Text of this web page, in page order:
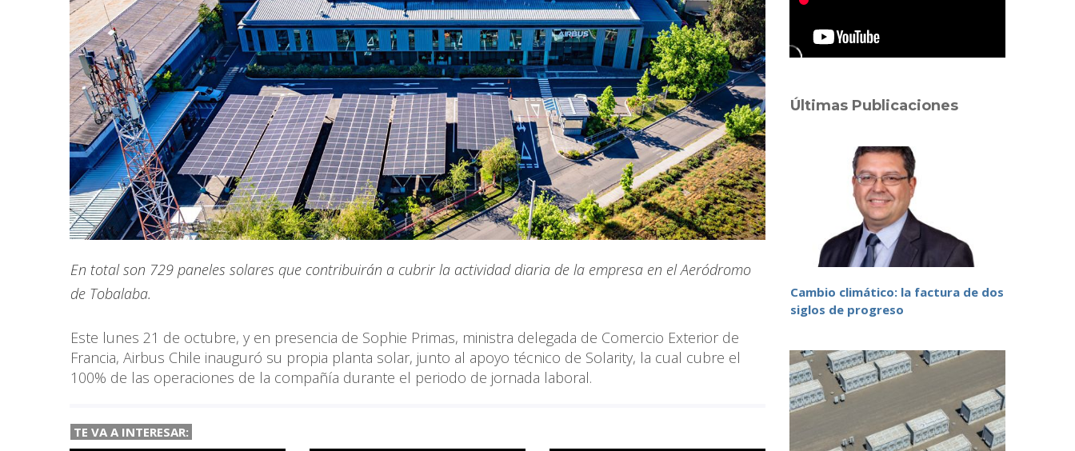
En total son 729 paneles solares que contribuirán a cubrir la actividad diaria de la empresa en el Aeródromo
de Tobalaba.
Este lunes 21 de octubre, y en presencia de Sophie Primas, ministra delegada de Comercio Exterior de
Francia, Airbus Chile inauguró su propia planta solar, junto al apoyo técnico de Solarity, la cual cubre el
100% de las operaciones de la compañía durante el periodo de jornada laboral.
TE VA A INTERESAR:
Últimas Publicaciones
Cambio climático: la factura de dos
siglos de progreso